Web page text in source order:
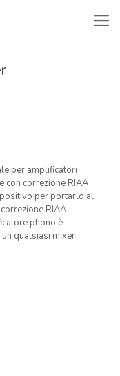
per amplificatori
con correzione RIAA
per portarlo al
RIAA
phono è
qualsiasi mixer